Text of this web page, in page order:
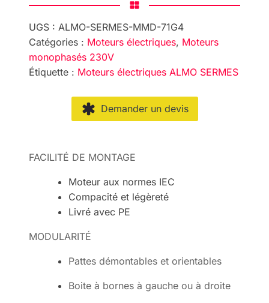
UGS : ALMO-SERMES-MMD-71G4
Catégories : Moteurs électriques, Moteurs
monophasés 230V
Étiquette : Moteurs électriques ALMO SERMES
Demander un devis
FACILITÉ DE MONTAGE
Moteur aux normes IEC
Compacité et légèreté
Livré avec PE
MODULARITÉ
Pattes démontables et orientables
Boite à bornes à gauche ou à droite